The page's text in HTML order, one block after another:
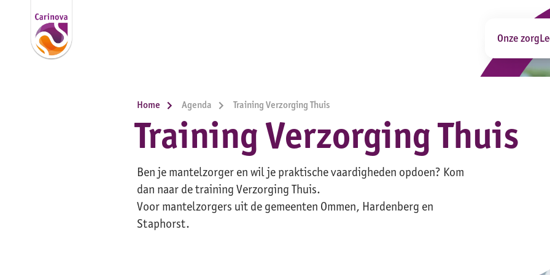
Onze zorg
Home Agenda Training Verzorging Thuis
Training Verzorging Thuis
Ben je mantelzorger en wil je praktische vaardigheden opdoen? Kom
dan naar de training Verzorging Thuis.
Voor mantelzorgers uit de gemeenten Ommen, Hardenberg en
Staphorst.